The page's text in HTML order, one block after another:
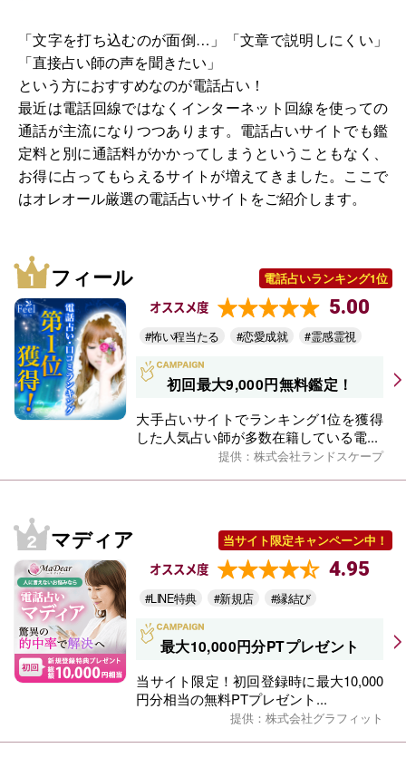
「文字を打ち込むのが面倒…」「文章で説明しにくい」
「直接占い師の声を聞きたい」
という方におすすめなのが電話占い！
最近は電話回線ではなくインターネット回線を使っての
通話が主流になりつつあります。電話占いサイトでも鑑
定料と別に通話料がかかってしまうということもなく、
お得に占ってもらえるサイトが増えてきました。ここで
はオレオール厳選の電話占いサイトをご紹介します。
フィール 電話占いランキング1位
オススメ度 5.00
#怖い程当たる #恋愛成就 #霊感霊視
初回最大9,000円無料鑑定！
大手占いサイトでランキング1位を獲得
した人気占い師が多数在籍している電...
提供：株式会社ランドスケープ
マディア 当サイト限定キャンペーン中！
オススメ度 4.95
#LINE特典 #新規店 #縁結び
最大10,000円分PTプレゼント
当サイト限定！初回登録時に最大10,000
円分相当の無料PTプレゼント...
提供：株式会社グラフィット